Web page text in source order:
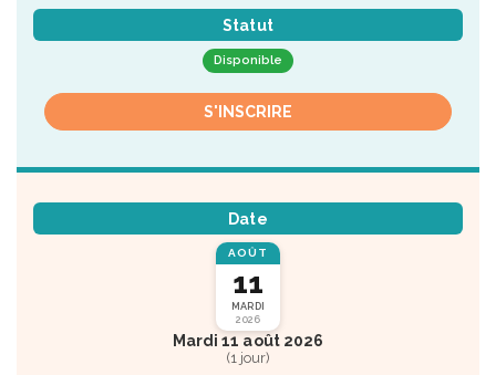
Statut
Disponible
S'INSCRIRE
Date
AOÛT
11
MARDI
2026
Mardi 11 août 2026
(1 jour)